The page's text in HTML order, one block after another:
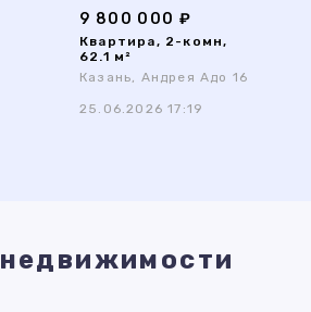
9 800 000 ₽
Квартира, 2-комн,
62.1 м²
Казань, Андрея Адо 16
25.06.2026 17:19